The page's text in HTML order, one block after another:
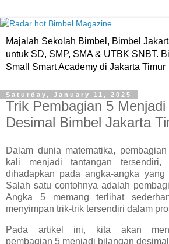
Majalah Sekolah Bimbel, Bimbel
untuk SD, SMP, SMA & UTBK SNBT.
Small Smart Academy di Jakarta Timur
Saturday, January 11, 2025
Trik Pembagian 5 Menjadi
Desimal Bimbel Jakarta
Dalam dunia matematika,
kali menjadi tantangan
dihadapkan pada angka-angka
Salah satu contohnya adalah
Angka 5 memang terlihat
menyimpan trik-trik tersendiri dalam
Pada artikel ini, kita akan
pembagian 5 menjadi bilangan